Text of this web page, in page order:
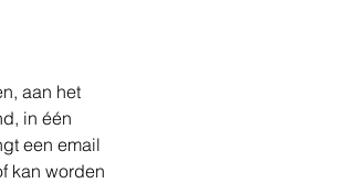
aan het
in één
een email
kan worden